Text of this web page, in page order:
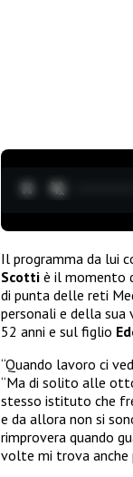
Il programma da lui
Scotti è il momento
di punta delle reti
personali e della sua
52 anni e sul figlio
“Quando lavoro ci
“Ma di solito alle
stesso istituto che
e da allora non si
rimprovera quando
volte mi trova anche